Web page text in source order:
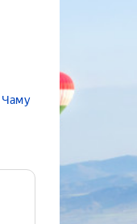
Чаму